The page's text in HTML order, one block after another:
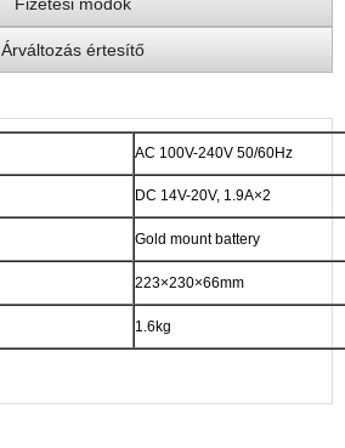
Árváltozás értesítő
AC 100V-240V 50/60Hz
DC 14V-20V, 1.9A×2
Gold mount battery
223×230×66mm
1.6kg